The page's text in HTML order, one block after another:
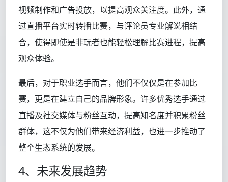
视频制作和广告投放，以提高观众关注度。此外，通
过直播平台实时转播比赛，与评论员专业解说相结
合，使得即使是非玩者也能轻松理解比赛进程，提高
观众体验。
最后，对于职业选手而言，他们不仅仅是在参加比
赛，更是在建立自己的品牌形象。许多优秀选手通过
直播及社交媒体与粉丝互动，提高知名度并积累粉丝
群体，这不仅为他们带来经济利益，也进一步推动了
整个生态系统的发展。
4、未来发展趋势